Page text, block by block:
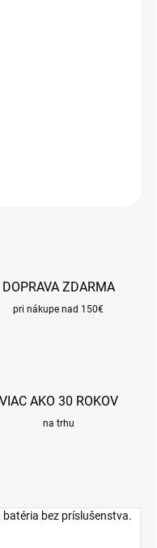
DOPRAVA ZDARMA
pri nákupe nad 150€
VIAC AKO 30 ROKOV
na trhu
bez príslušenstva.